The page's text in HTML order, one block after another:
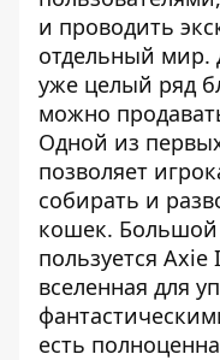
и проводить
отдельный мир.
уже целый ряд
можно
Одной из
позволяет
собирать и
кошек. Большой
пользуется
вселенная для
есть